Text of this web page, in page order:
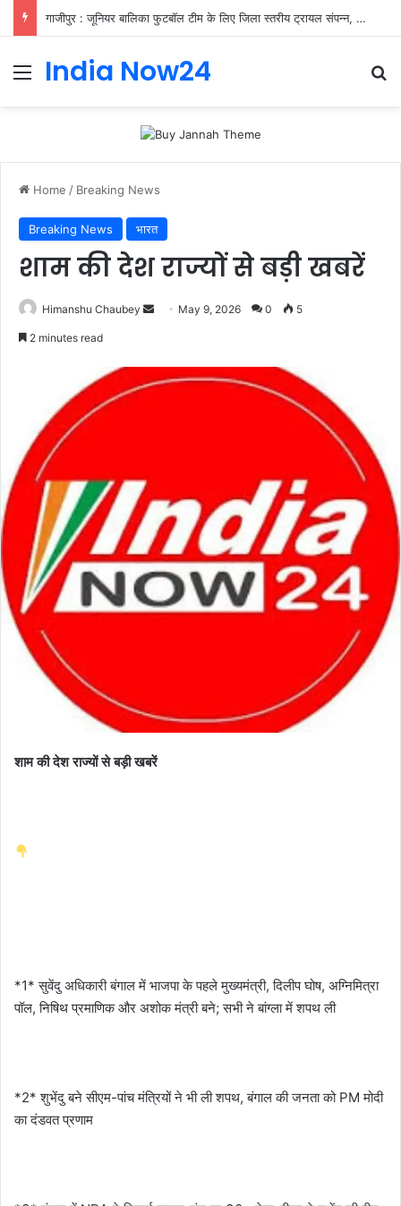
गाजीपुर : जूनियर बालिका फुटबॉल टीम के लिए जिला स्तरीय ट्रायल संपन्न, पांच खिलाड़ी मंडलीय चयन के लिए चयनित
India Now24
Home / Breaking News
Breaking News भारत
शाम की देश राज्यों से बड़ी खबरें
Himanshu Chaubey May 9, 2026 0 5
2 minutes read
शाम की देश राज्यों से बड़ी खबरें
*1* सुवेंदु अधिकारी बंगाल में भाजपा के पहले मुख्यमंत्री, दिलीप घोष, अग्निमित्रा
पॉल, निषिथ प्रमाणिक और अशोक मंत्री बने; सभी ने बांग्ला में शपथ ली
*2* शुभेंदु बने सीएम-पांच मंत्रियों ने भी ली शपथ, बंगाल की जनता को PM मोदी
का दंडवत प्रणाम